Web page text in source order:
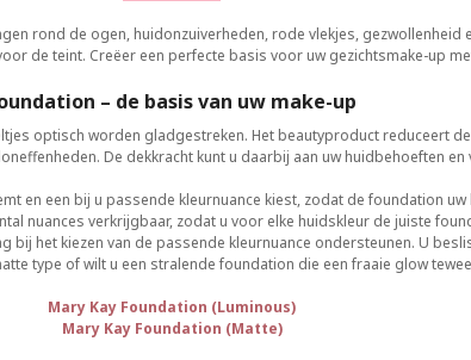
rond de ogen, huidonzuiverheden, rode vlekjes, gezwollenheid
de teint. Creëer een perfecte basis voor uw gezichtsmake-up
– de basis van uw make-up
optisch worden gladgestreken. Het beautyproduct reduceert
De dekkracht kunt u daarbij aan uw huidbehoeften
en een bij u passende kleurnuance kiest, zodat de foundation
nuances verkrijgbaar, zodat u voor elke huidskleur de juiste
bij het kiezen van de passende kleurnuance ondersteunen. U
type of wilt u een stralende foundation die een fraaie glow
Mary Kay Foundation (Luminous)
Mary Kay Foundation (Matte)